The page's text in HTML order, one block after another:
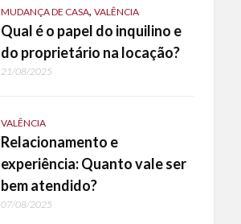
MUDANÇA DE CASA, VALÊNCIA
Qual é o papel do inquilino e
do proprietário na locação?
21/08/2025
VALÊNCIA
Relacionamento e
experiência: Quanto vale ser
bem atendido?
07/08/2025